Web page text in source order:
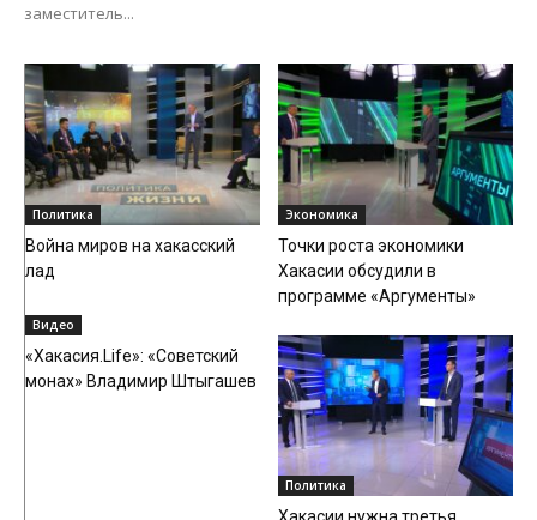
заместитель...
Политика
Война миров на хакасский
лад
Экономика
Точки роста экономики
Хакасии обсудили в
программе «Аргументы»
Видео
«Хакасия.Life»: «Советский
монах» Владимир Штыгашев
Политика